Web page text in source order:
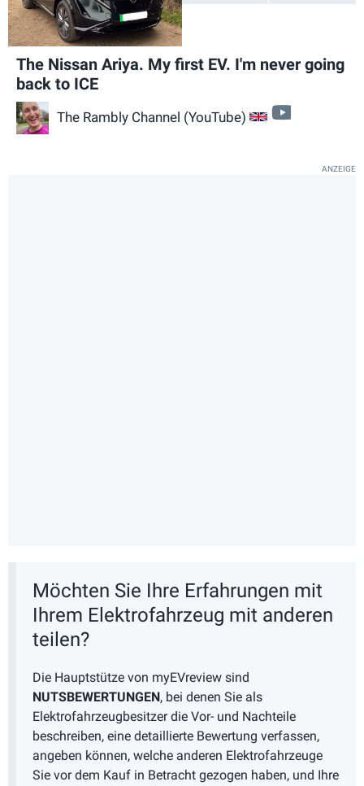
The Nissan Ariya. My first EV. I'm never going
back to ICE
The Rambly Channel (YouTube) GB
Möchten Sie Ihre Erfahrungen mit
Ihrem Elektrofahrzeug mit anderen
teilen?
Die Hauptstütze von myEVreview sind
NUTSBEWERTUNGEN, bei denen Sie als
Elektrofahrzeugbesitzer die Vor- und Nachteile
beschreiben, eine detaillierte Bewertung verfassen,
angeben können, welche anderen Elektrofahrzeuge
Sie vor dem Kauf in Betracht gezogen haben, und Ihre